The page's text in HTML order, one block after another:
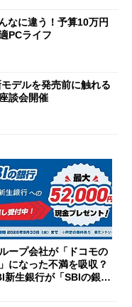
なに違う！予算10万円
PCライフ
デルを発売前に触れる
談会開催
ープ会社が「ドコモの
になった不満を吸収？
生銀行が「SBIの銀